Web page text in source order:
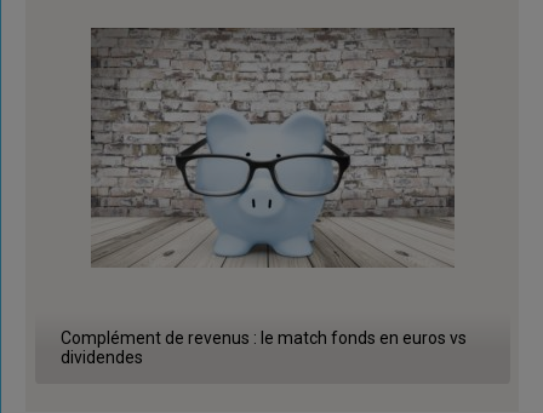
Complément de revenus : le match fonds en euros vs
dividendes